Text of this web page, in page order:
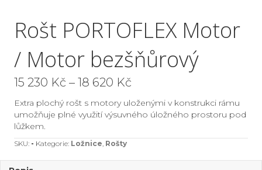
Rošt PORTOFLEX Motor
/ Motor bezšňůrový
15 230 Kč – 18 620 Kč
cen:
15
Extra plochý rošt s motory uloženými v konstrukci rámu
umožňuje plné využití výsuvného úložného prostoru pod
lůžkem.
SKU: - Kategorie: Ložnice, Rošty